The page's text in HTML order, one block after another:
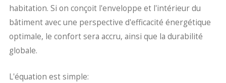
habitation. Si on conçoit l'enveloppe et l'intérieur du
bâtiment avec une perspective d'efficacité énergétique
optimale, le confort sera accru, ainsi que la durabilité
globale.
L'équation est simple: